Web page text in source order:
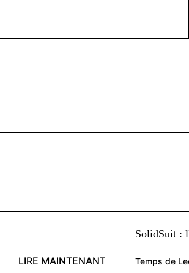
LIRE MAINTENANT
SolidSuit :
Temps de